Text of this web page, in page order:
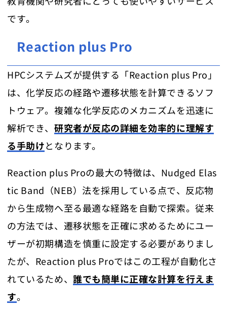
です。
Reaction plus Pro
HPCシステムズが提供する「Reaction plus Pro」
は、化学反応の経路や遷移状態を計算できるソフ
トウェア。複雑な化学反応のメカニズムを迅速に
解析でき、研究者が反応の詳細を効率的に理解す
る手助けとなります。
Reaction plus Proの最大の特徴は、Nudged Elas
tic Band（NEB）法を採用している点で、反応物
から生成物へ至る最適な経路を自動で探索。従来
の方法では、遷移状態を正確に求めるためにユー
ザーが初期構造を慎重に設定する必要がありまし
たが、Reaction plus Proではこの工程が自動化さ
れているため、誰でも簡単に正確な計算を行えま
す。